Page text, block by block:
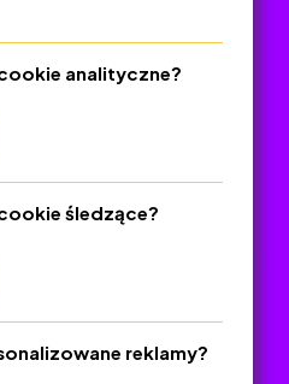
analityczne?
śledzące?
reklamy?